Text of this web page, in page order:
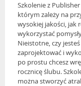
Szkolenie z
którym zależy na
wysokiej jakości, jak
wykorzystać
Nieistotne, czy
zaprojektować i
po prostu chcesz
rocznicę ślubu.
można stworzyć